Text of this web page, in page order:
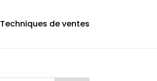
Techniques de ventes